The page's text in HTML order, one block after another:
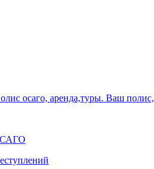
осаго, аренда,туры. Ваш полис,